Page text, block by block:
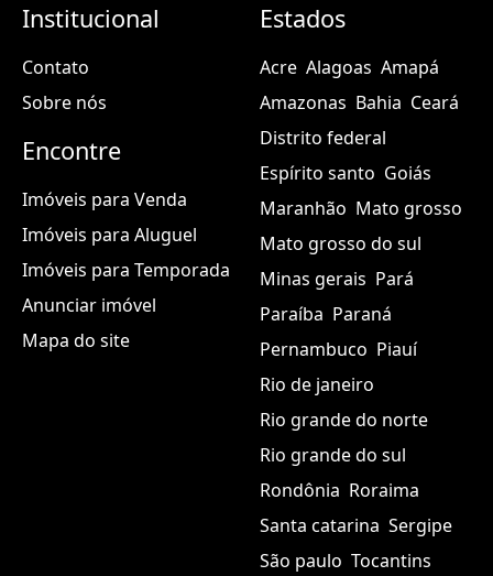
Institucional
Contato
Sobre nós
Encontre
Imóveis para Venda
Imóveis para Aluguel
Imóveis para Temporada
Anunciar imóvel
Mapa do site
Estados
Acre Alagoas Amapá
Amazonas Bahia Ceará
Distrito federal
Espírito santo Goiás
Maranhão Mato grosso
Mato grosso do sul
Minas gerais Pará
Paraíba Paraná
Pernambuco Piauí
Rio de janeiro
Rio grande do norte
Rio grande do sul
Rondônia Roraima
Santa catarina Sergipe
São paulo Tocantins